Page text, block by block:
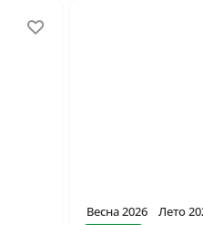
Весна 2026
Лето